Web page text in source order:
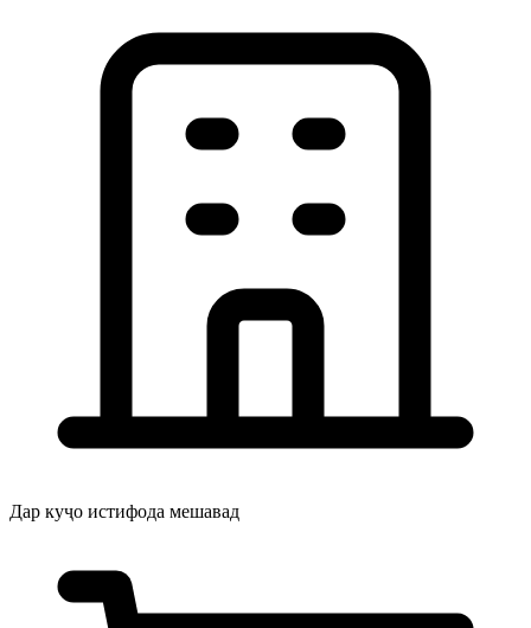
Дар куҷо истифода мешавад